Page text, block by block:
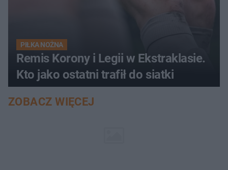
PIŁKA NOŻNA
Remis Korony i Legii w Ekstraklasie.
Kto jako ostatni trafił do siatki
ZOBACZ WIĘCEJ